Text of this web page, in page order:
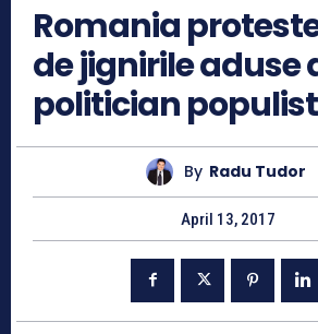
Romania
de jignirile aduse
politician
By Radu Tudor
April 13, 2017